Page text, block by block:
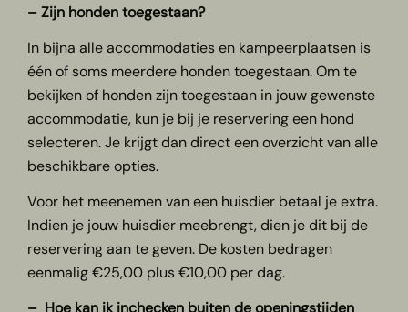
– Zijn honden toegestaan?
In bijna alle accommodaties en kampeerplaatsen is
één of soms meerdere honden toegestaan. Om te
bekijken of honden zijn toegestaan in jouw gewenste
accommodatie, kun je bij je reservering een hond
selecteren. Je krijgt dan direct een overzicht van alle
beschikbare opties.
Voor het meenemen van een huisdier betaal je extra.
Indien je jouw huisdier meebrengt, dien je dit bij de
reservering aan te geven. De kosten bedragen
eenmalig €25,00 plus €10,00 per dag.
– Hoe kan ik inchecken buiten de openingstijden